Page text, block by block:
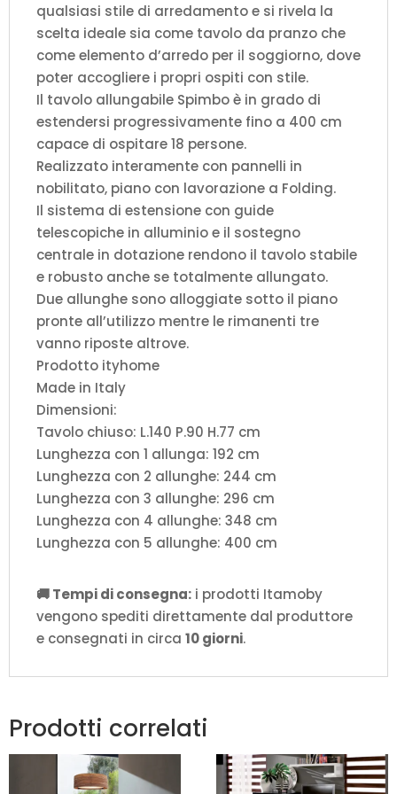
qualsiasi stile di arredamento e si rivela la
scelta ideale sia come tavolo da pranzo che
come elemento d’arredo per il soggiorno, dove
poter accogliere i propri ospiti con stile.
Il tavolo allungabile Spimbo è in grado di
estendersi progressivamente fino a 400 cm
capace di ospitare 18 persone.
Realizzato interamente con pannelli in
nobilitato, piano con lavorazione a Folding.
Il sistema di estensione con guide
telescopiche in alluminio e il sostegno
centrale in dotazione rendono il tavolo stabile
e robusto anche se totalmente allungato.
Due allunghe sono alloggiate sotto il piano
pronte all’utilizzo mentre le rimanenti tre
vanno riposte altrove.
Prodotto ityhome
Made in Italy
Dimensioni:
Tavolo chiuso: L.140 P.90 H.77 cm
Lunghezza con 1 allunga: 192 cm
Lunghezza con 2 allunghe: 244 cm
Lunghezza con 3 allunghe: 296 cm
Lunghezza con 4 allunghe: 348 cm
Lunghezza con 5 allunghe: 400 cm
🚚 Tempi di consegna: i prodotti Itamoby
vengono spediti direttamente dal produttore
e consegnati in circa 10 giorni.
Prodotti correlati